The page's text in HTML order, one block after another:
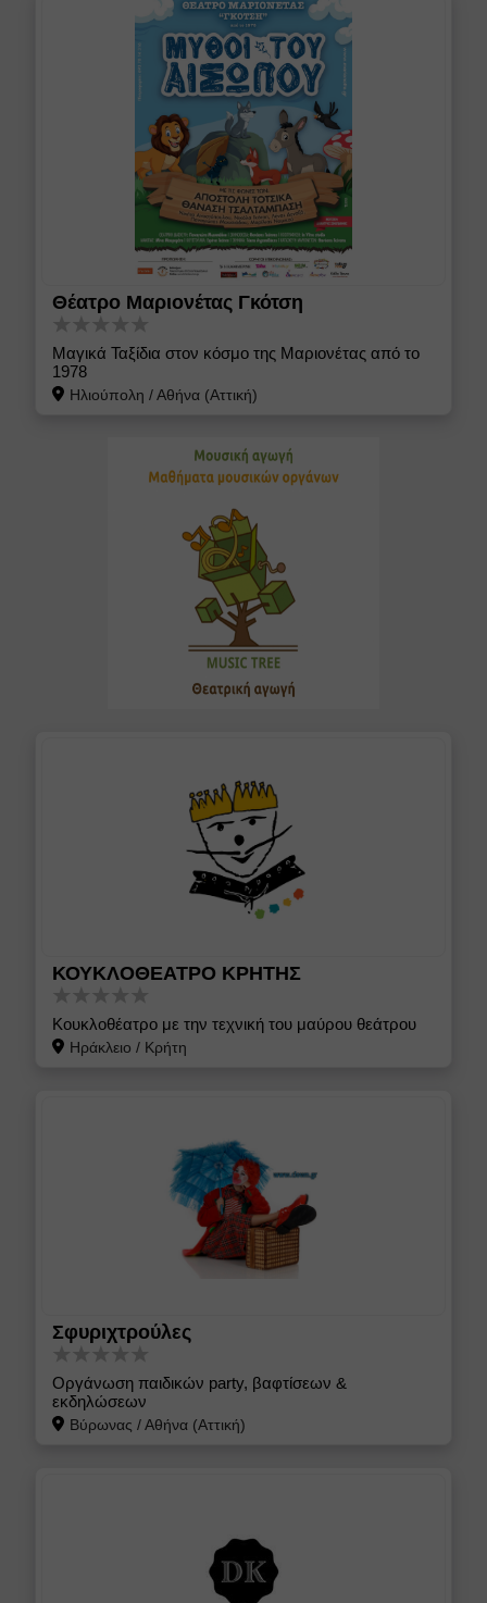
Θέατρο Μαριονέτας Γκότση
Μαγικά Ταξίδια στον κόσμο της Μαριονέτας από το
1978
Ηλιούπολη /Αθήνα (Αττική)
ΚΟΥΚΛΟΘΕΑΤΡΟ ΚΡΗΤΗΣ
Κουκλοθέατρο με την τεχνική του μαύρου θεάτρου
Ηράκλειο / Κρήτη
Σφυριχτρούλες
Οργάνωση παιδικών party, βαφτίσεων &
εκδηλώσεων
Βύρωνας /Αθήνα (Αττική)